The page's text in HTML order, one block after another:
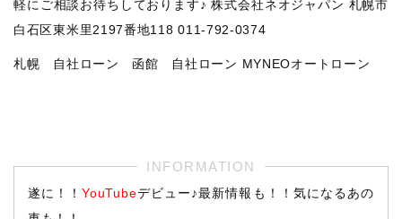
軽にご相談お待ちしております♪ 株式会社ネオジャパン 札幌市
白石区東米里2197番地118 011‐792‐0374
札幌 自社ローン 函館 自社ローン MYNEOオートローン
遂に！！YouTubeデビュー♪最新情報も！！気になるあの